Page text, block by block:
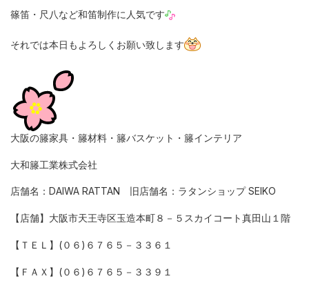
篠笛・尺八など和笛制作に人気です
それでは本日もよろしくお願い致します
大阪の籐家具・籐材料・籐バスケット・籐インテリア
大和籐工業株式会社
店舗名：DAIWA RATTAN 旧店舗名：ラタンショップ SEIKO
【店舗】大阪市天王寺区玉造本町８－５スカイコート真田山１階
【ＴＥＬ】(０６)６７６５－３３６１
【ＦＡＸ】(０６)６７６５－３３９１